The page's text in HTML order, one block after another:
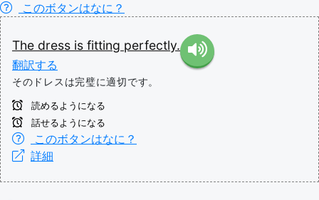
このボタンはなに？
The dress is fitting perfectly.
翻訳する
そのドレスは完璧に適切です。
読めるようになる
話せるようになる
このボタンはなに？
詳細